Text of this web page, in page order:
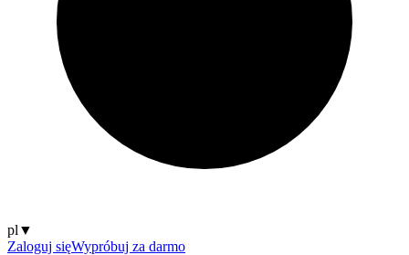
pl ▼
Zaloguj sięWypróbuj za darmo